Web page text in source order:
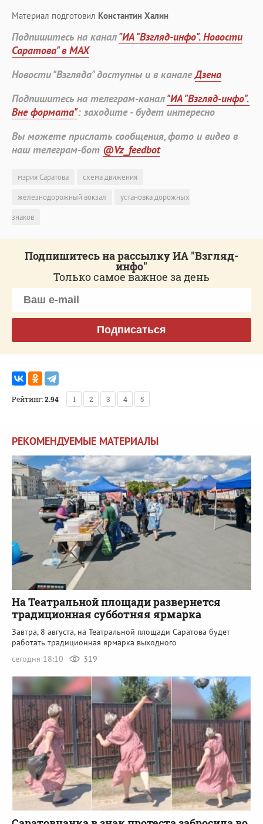
Материал подготовил Константин Халин
Подпишитесь на канал"ИА "Взгляд-инфо". Новости
Саратова" в MAX
Новости "Взгляда" доступны и в каналеДзена
Подпишитесь на телеграм-канал"ИА "Взгляд-инфо".
Вне формата": заходите - будет интересно
Вы можете прислать сообщения, фото и видео в
наш телеграм-бот @Vz_feedbot
мэрия Саратова
схема движения
железнодорожный вокзал
установка дорожных
знаков
Подпишитесь на рассылку ИА "Взгляд-
инфо"
Только самое важное за день
Подписаться
Рейтинг:2.94 1 2 3 4 5
РЕКОМЕНДУЕМЫЕ МАТЕРИАЛЫ
На Театральной площади развернется
традиционная субботняя ярмарка
Завтра, 8 августа, на Театральной площади Саратова будет
работать традиционная ярмарка выходного
сегодня 18:10
319